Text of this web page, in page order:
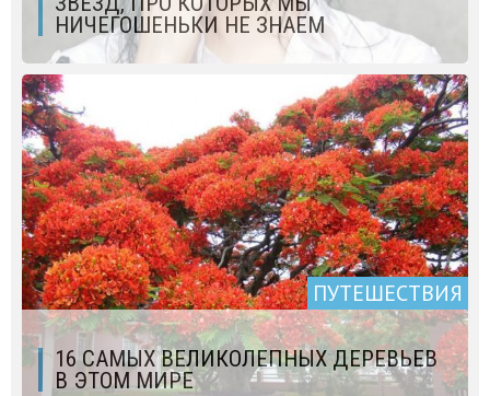
НИЧЕГОШЕНЬКИ НЕ ЗНАЕМ
ПУТЕШЕСТВИЯ
16 САМЫХ ВЕЛИКОЛЕПНЫХ ДЕРЕВЬЕВ
В ЭТОМ МИРЕ